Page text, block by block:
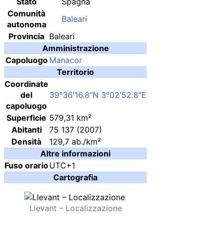
Comunità
autonoma
Baleari
Provincia Baleari
Amministrazione
Capoluogo Manacor
Territorio
Coordinate
del
capoluogo
39°36′16.8″N 3°02′52.8″E
Superficie 579,31 km²
Abitanti
75 137 (2007)
Densità
129,7 ab./km²
Altre informazioni
Fuso orarioUTC+1
Cartografia
Llevant – Localizzazione